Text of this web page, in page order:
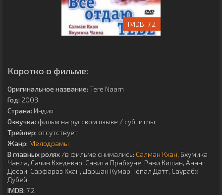
7.2
Коротко о фильме:
Оригинальное название: Tere Naam
Год: 2003
Страна: Индия
Озвучка: фильм на русском языке / субтитры
Трейлер: отсутствует
Жанр: Мелодрамы
В главных ролях /в фильме снимались: Салман Кхан, Бхумика
Чавла, Сачин Кхедекар, Савита Прабхуне, Рави Кишан, Ананг
Десаи, Сарфараз Кхан, Даршан Кумар, Гопал Датт, Саурабх
Дубей
IMDB: 7.2